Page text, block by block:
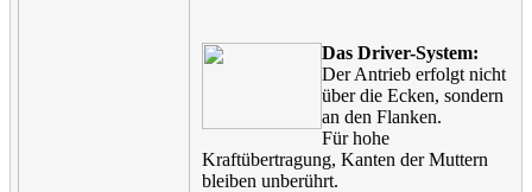
Das Driver-System:
Der Antrieb erfolgt nicht
über die Ecken, sondern
an den Flanken.
Für hohe
Kraftübertragung, Kanten der Muttern
bleiben unberührt.